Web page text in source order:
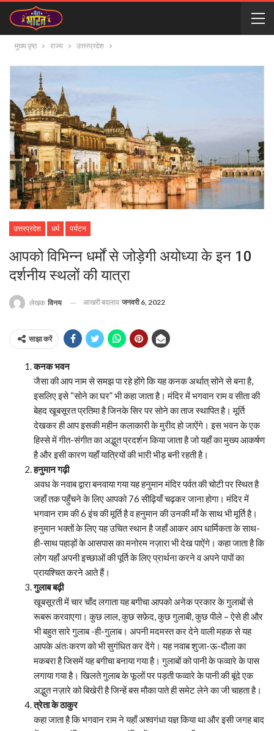
मुख्य पृष्ठ राज्य उत्तरप्रदेश
उत्तरप्रदेश धर्म पर्यटन
आपको विभिन्न धर्मों से जोड़ेगी अयोध्या के इन 10
दर्शनीय स्थलों की यात्रा
लेखक विनय आखरी बदलाव जनवरी 6, 2022
साझा करें
कनक भवन
जैसा की आप नाम से समझ पा रहे होंगे कि यह कनक अर्थात् सोने से बना है,
इसलिए इसे “सोने का घर” भी कहा जाता है। मंदिर में भगवान राम व सीता की
बेहद खूबसूरत प्रतिमा है जिनके सिर पर सोने का ताज स्थापित है। मूर्ति
देखकर ही आप इसकी महीन कलाकारी के मुरीद हो जाऐंगे। इस भवन के एक
हिस्से में गीत-संगीत का अद्भुत प्रदर्शन किया जाता है जो यहाँ का मुख्य आकर्षण
है और इसी कारण यहाँ यात्रियों की भारी भीड़ बनी रहती है।
हनुमान गढ़ी
अवध के नवाब द्वारा बनवाया गया यह हनुमान मंदिर पर्वत की चोटी पर स्थित है
जहाँ तक पहुँचने के लिए आपको 76 सीढ़ियाँ चढ़कर जाना होगा। मंदिर में
भगवान राम की 6 इंच की मूर्ति है व हनुमान की उनकी माँ के साथ भी मूर्ति है।
हनुमान भक्तों के लिए यह उचित स्थान है जहाँ आकर आप धार्मिकता के साथ-
ही-साथ पहाड़ों के आसपास का मनोरम नज़ारा भी देख पाऐंगे। कहा जाता है कि
लोग यहाँ अपनी इच्छाओं की पूर्ति के लिए प्रार्थना करने व अपने पापों का
प्रायश्चित करने आते हैं।
गुलाब बढ़ी
खूबसूरती में चार चाँद लगाता यह बगीचा आपको अनेक प्रकार के गुलाबों से
रूबरू करवाएगा। कुछ लाल, कुछ सफ़ेद, कुछ गुलाबी, कुछ पीले – ऐसे ही और
भी बहुत सारे गुलाब -ही-गुलाब। अपनी मदमस्त कर देने वाली महक से यह
आपके अंतःकरण को भी सुगंधित कर देंगे। यह नवाब शुजा-ऊ-दौला का
मकबरा है जिसमें यह बगीचा बनाया गया है। गुलाबों को पानी के फव्वारे के पास
लगाया गया है। खिलते गुलाब के फूलों पर पड़ती फव्वारे के पानी की बूंदे एक
अद्भुत नज़ारे को बिखेरी है जिन्हें बस मौका पाते ही समेट लेने का जी चाहता है।
त्रेता के ठाकुर
कहा जाता है कि भगवान राम ने यहाँ अश्वगंधा यज्ञ किया था और इसी जगह बाद